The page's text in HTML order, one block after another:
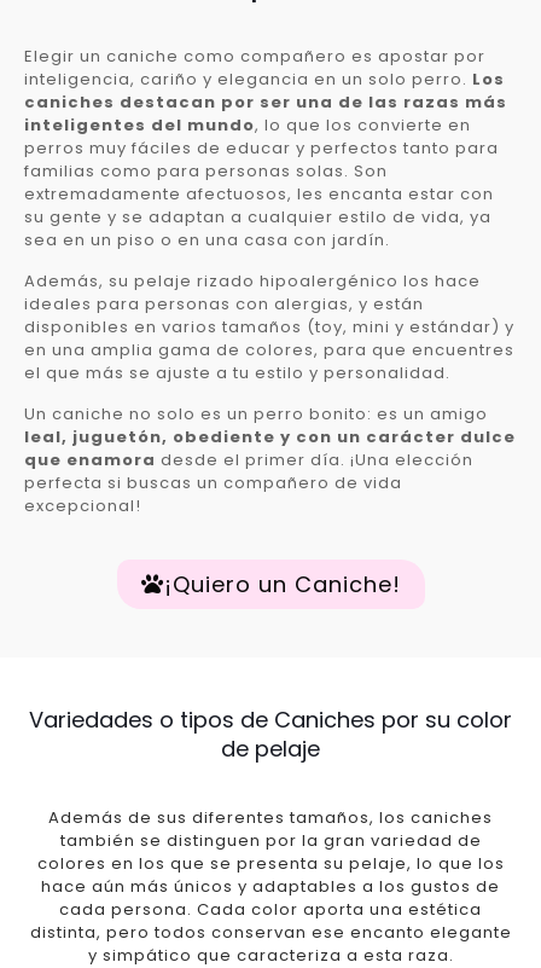
Elegir un caniche como compañero es apostar por
inteligencia, cariño y elegancia en un solo perro. Los
caniches destacan por ser una de las razas más
inteligentes del mundo, lo que los convierte en
perros muy fáciles de educar y perfectos tanto para
familias como para personas solas. Son
extremadamente afectuosos, les encanta estar con
su gente y se adaptan a cualquier estilo de vida, ya
sea en un piso o en una casa con jardín.
Además, su pelaje rizado hipoalergénico los hace
ideales para personas con alergias, y están
disponibles en varios tamaños (toy, mini y estándar) y
en una amplia gama de colores, para que encuentres
el que más se ajuste a tu estilo y personalidad.
Un caniche no solo es un perro bonito: es un amigo
leal, juguetón, obediente y con un carácter dulce
que enamora desde el primer día. ¡Una elección
perfecta si buscas un compañero de vida
excepcional!
¡Quiero un Caniche!
Variedades o tipos de Caniches por su color
de pelaje
Además de sus diferentes tamaños, los caniches
también se distinguen por la gran variedad de
colores en los que se presenta su pelaje, lo que los
hace aún más únicos y adaptables a los gustos de
cada persona. Cada color aporta una estética
distinta, pero todos conservan ese encanto elegante
y simpático que caracteriza a esta raza.